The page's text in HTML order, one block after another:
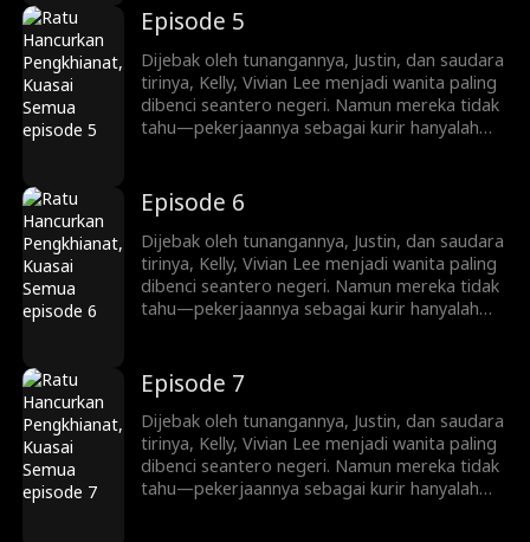
Lee. Mulai dari menjatuhkan lawan lewat
siaran langsung dan konflik keluarga, hingga
melatih Ryan Shaw yang pemalu menjadi
pewaris tangguh, Vivian memainkan
permainan kekuasaan dan balas dendam yang
kejam.
Episode 5
Dijebak oleh tunangannya, Justin, dan saudara
tirinya, Kelly, Vivian Lee menjadi wanita paling
dibenci seantero negeri. Namun mereka tidak
tahu—pekerjaannya sebagai kurir hanyalah
Lee. Mulai dari menjatuhkan lawan lewat
siaran langsung dan konflik keluarga, hingga
melatih Ryan Shaw yang pemalu menjadi
pewaris tangguh, Vivian memainkan
permainan kekuasaan dan balas dendam yang
kejam.
Episode 6
Dijebak oleh tunangannya, Justin, dan saudara
tirinya, Kelly, Vivian Lee menjadi wanita paling
dibenci seantero negeri. Namun mereka tidak
tahu—pekerjaannya sebagai kurir hanyalah
Lee. Mulai dari menjatuhkan lawan lewat
siaran langsung dan konflik keluarga, hingga
melatih Ryan Shaw yang pemalu menjadi
pewaris tangguh, Vivian memainkan
permainan kekuasaan dan balas dendam yang
kejam.
Episode 7
Dijebak oleh tunangannya, Justin, dan saudara
tirinya, Kelly, Vivian Lee menjadi wanita paling
dibenci seantero negeri. Namun mereka tidak
tahu—pekerjaannya sebagai kurir hanyalah